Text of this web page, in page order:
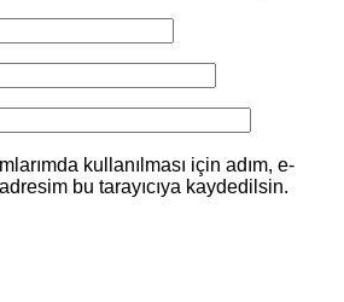
kullanılması için adım, e-
bu tarayıcıya kaydedilsin.